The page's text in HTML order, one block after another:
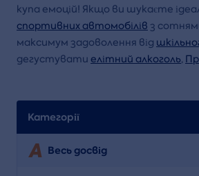
купа емоцій! Якщо ви шукаєте
спортивних автомобілів з
максимум задоволення від
дегустувати елітний алкоголь,
Категорії
Весь досвід